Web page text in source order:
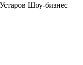
Шоу-бизнес